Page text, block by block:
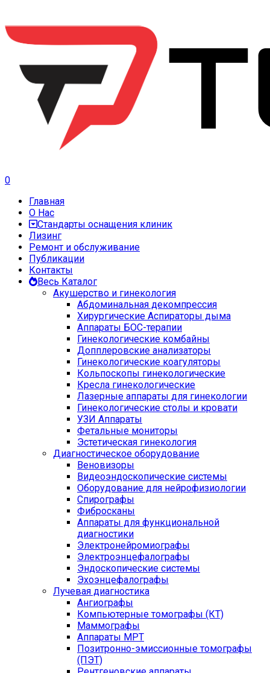
0
Главная
О Нас
Стандарты оснащения клиник
Лизинг
Ремонт и обслуживание
Публикации
Контакты
Весь Каталог
Акушерство и гинекология
Абдоминальная декомпрессия
Хирургические Аспираторы дыма
Аппараты БОС-терапии
Гинекологические комбайны
Допплеровские анализаторы
Гинекологические коагуляторы
Кольпоскопы гинекологические
Кресла гинекологические
Лазерные аппараты для гинекологии
Гинекологические столы и кровати
УЗИ Аппараты
Фетальные мониторы
Эстетическая гинекология
Диагностическое оборудование
Веновизоры
Видеоэндоскопические системы
Оборудование для нейрофизиологии
Спирографы
Фибросканы
Аппараты для функциональной
диагностики
Электронейромиографы
Электроэнцефалографы
Эндоскопические системы
Эхоэнцефалографы
Лучевая диагностика
Ангиографы
Компьютерные томографы (КТ)
Маммографы
Аппараты МРТ
Позитронно-эмиссионные томографы
(ПЭТ)